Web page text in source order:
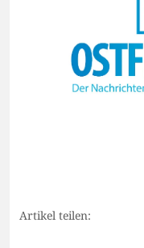
Artikel teilen: